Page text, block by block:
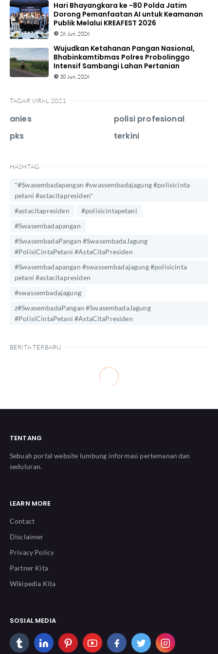
Hari Bhayangkara ke -80 Polda Jatim
Dorong Pemanfaatan AI untuk Keamanan
Publik Melalui KREAFEST 2026
26 Jun, 2026
Wujudkan Ketahanan Pangan Nasional,
Bhabinkamtibmas Polres Probolinggo
Intensif Sambangi Lahan Pertanian
30 Jun, 2026
TAGAR VIRAL 2021
anies
pks
polisi profesional
terkini
HASHTAG
*#Swasembadapangan #swassembadajagung #polisicinta
petani #astacitapresiden*
#astacitapresiden
#polisicintapetani
#Swasembadapangan
#SwasembadaPangan #SwasembadaJagung
#PolisiCintaPetani #AstaCitaPresiden
#Swasembadapangan #swassembadajagung #polisicinta
petani #astacitapresiden
#swassembadajagung
z#SwasembadaPangan #SwasembadaJagung
#PolisiCintaPetani #AstaCitaPresiden
BERITA TERBARU
TENTANG
Sebuah portal website lumbung informasi pertemanan dan
seduluran.
LEARN MORE
Contact
Disclaimer
Privacy Policy
Partner Kita
Wikipedia Kita
SOSIAL MEDIA